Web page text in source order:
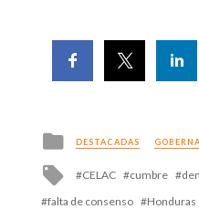
Posted
in
DESTACADAS
Tagged
CELAC cumbre
falta de consenso
Honduras